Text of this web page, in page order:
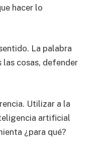
hacer lo
La palabra
las cosas, defender
Utilizar a la
artificial
¿para qué?